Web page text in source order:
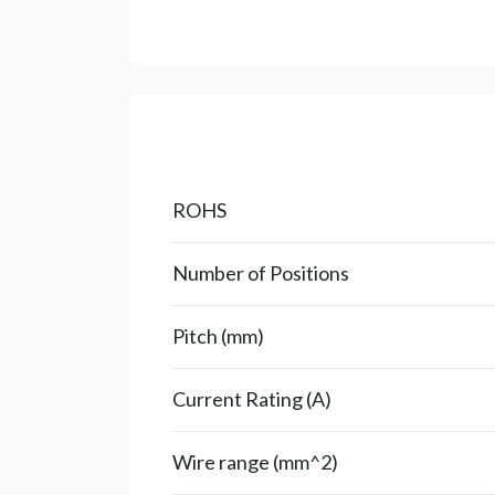
ROHS
Number of Positions
Pitch (mm)
Current Rating (A)
Wire range (mm^2)